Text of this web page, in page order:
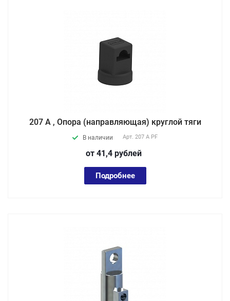
207 A , Опора (направляющая) круглой тяги
В наличии Арт. 207 A PF
от 41,4 рублей
Подробнее